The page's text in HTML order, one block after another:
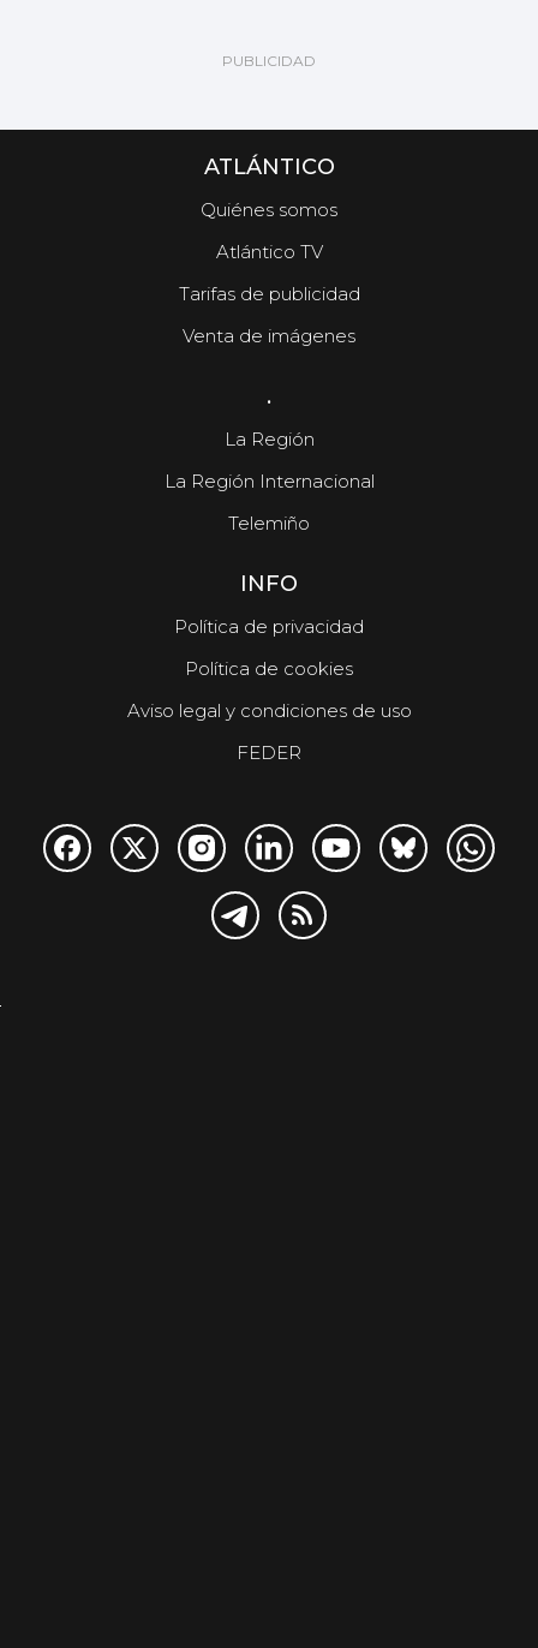
ATLÁNTICO
Quiénes somos
Atlántico TV
Tarifas de publicidad
Venta de imágenes
.
La Región
La Región Internacional
Telemiño
INFO
Política de privacidad
Política de cookies
Aviso legal y condiciones de uso
FEDER